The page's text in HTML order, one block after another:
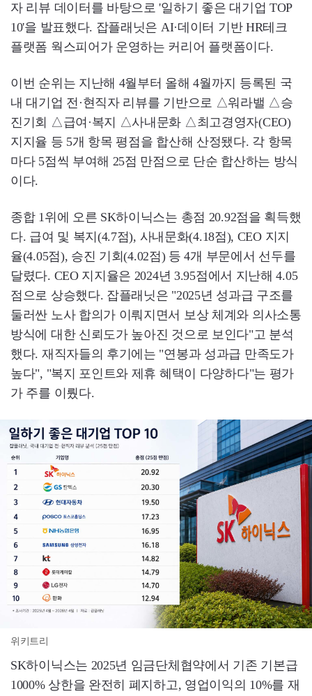
자 리뷰 데이터를 바탕으로 '일하기 좋은 대기업 TOP
10'을 발표했다. 잡플래닛은 AI·데이터 기반 HR테크
플랫폼 웍스피어가 운영하는 커리어 플랫폼이다.
이번 순위는 지난해 4월부터 올해 4월까지 등록된 국
내 대기업 전·현직자 리뷰를 기반으로 △워라밸 △승
진기회 △급여·복지 △사내문화 △최고경영자(CEO)
지지율 등 5개 항목 평점을 합산해 산정됐다. 각 항목
마다 5점씩 부여해 25점 만점으로 단순 합산하는 방식
이다.
종합 1위에 오른 SK하이닉스는 총점 20.92점을 획득했
다. 급여 및 복지(4.7점), 사내문화(4.18점), CEO 지지
율(4.05점), 승진 기회(4.02점) 등 4개 부문에서 선두를
달렸다. CEO 지지율은 2024년 3.95점에서 지난해 4.05
점으로 상승했다. 잡플래닛은 "2025년 성과급 구조를
둘러싼 노사 합의가 이뤄지면서 보상 체계와 의사소통
방식에 대한 신뢰도가 높아진 것으로 보인다"고 분석
했다. 재직자들의 후기에는 "연봉과 성과급 만족도가
높다", "복지 포인트와 제휴 혜택이 다양하다"는 평가
가 주를 이뤘다.
위키트리
SK하이닉스는 2025년 임금단체협약에서 기존 기본급
1000% 상한을 완전히 폐지하고, 영업이익의 10%를 재